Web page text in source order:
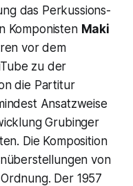
das Perkussions-
Komponisten Maki
vor dem
zu der
die Partitur
Ansatzweise
Grubinger
Die Komposition
von
Der 1957